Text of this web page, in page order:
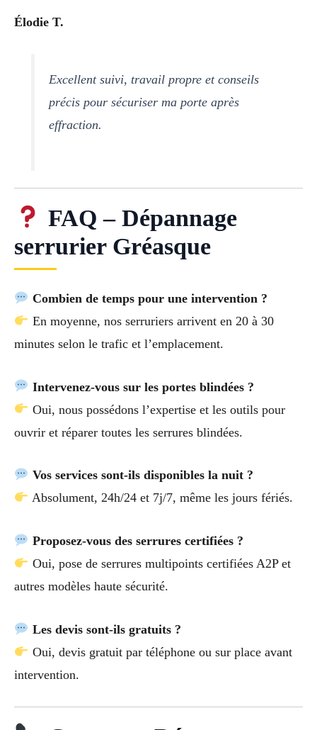
Élodie T.
Excellent suivi, travail propre et conseils
précis pour sécuriser ma porte après
effraction.
FAQ – Dépannage
serrurier Gréasque
Combien de temps pour une intervention ?
En moyenne, nos serruriers arrivent en 20 à 30
minutes selon le trafic et l’emplacement.
Intervenez-vous sur les portes blindées ?
Oui, nous possédons l’expertise et les outils pour
ouvrir et réparer toutes les serrures blindées.
Vos services sont-ils disponibles la nuit ?
Absolument, 24h/24 et 7j/7, même les jours fériés.
Proposez-vous des serrures certifiées ?
Oui, pose de serrures multipoints certifiées A2P et
autres modèles haute sécurité.
Les devis sont-ils gratuits ?
Oui, devis gratuit par téléphone ou sur place avant
intervention.